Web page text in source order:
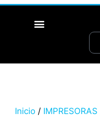
Inicio / IMPRESORAS